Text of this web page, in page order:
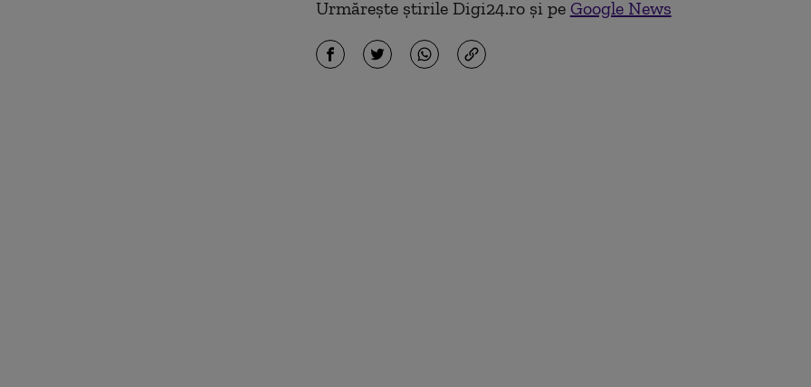
Urmărește știrile Digi24.ro și pe Google News